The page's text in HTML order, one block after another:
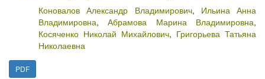
Коновалов Александр Владимирович, Ильина Анна
Владимировна,Абрамова Марина Владимировна,
Косяченко Николай Михайлович, Григорьева Татьяна
Николаевна
PDF